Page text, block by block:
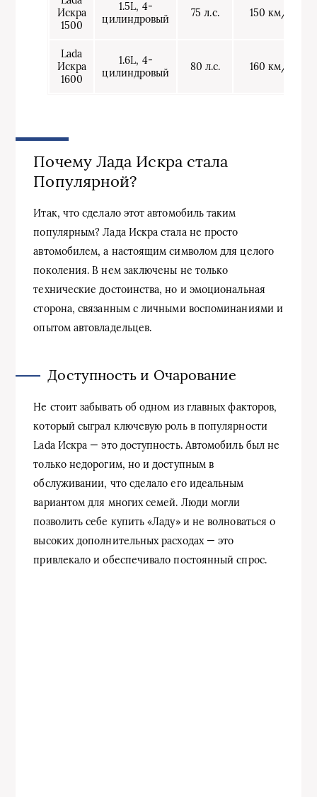
Искра
1500
1.5L, 4-
цилиндровый
75 л.с. 150 км/ч
Lada
Искра
1600
1.6L, 4-
цилиндровый
80 л.с. 160 км/ч
Почему Лада Искра стала
Популярной?
Итак, что сделало этот автомобиль таким
популярным? Лада Искра стала не просто
автомобилем, а настоящим символом для целого
поколения. В нем заключены не только
технические достоинства, но и эмоциональная
сторона, связанным с личными воспоминаниями и
опытом автовладельцев.
Доступность и Очарование
Не стоит забывать об одном из главных факторов,
который сыграл ключевую роль в популярности
Lada Искра — это доступность. Автомобиль был не
только недорогим, но и доступным в
обслуживании, что сделало его идеальным
вариантом для многих семей. Люди могли
позволить себе купить «Ладу» и не волноваться о
высоких дополнительных расходах — это
привлекало и обеспечивало постоянный спрос.